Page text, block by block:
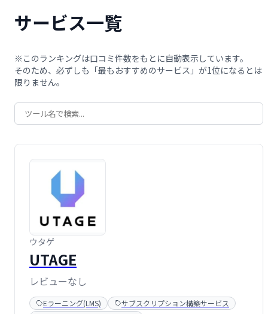
サービス一覧
※このランキングは口コミ件数をもとに自動表示しています。
そのため、必ずしも「最もおすすめのサービス」が1位になるとは
限りません。
ウタゲ
UTAGE
レビューなし
Eラーニング(LMS)
サブスクリプション構築サービス